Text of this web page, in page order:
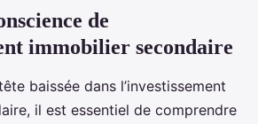
de
immobilier secondaire
baissée dans l’investissement
il est essentiel de comprendre